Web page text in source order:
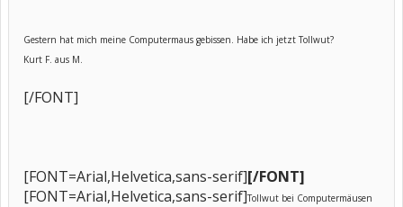
Gestern hat mich meine Computermaus gebissen. Habe ich jetzt Tollwut?
Kurt F. aus M.
[/FONT]
[FONT=Arial,Helvetica,sans-serif][/FONT]
[FONT=Arial,Helvetica,sans-serif]Tollwut bei Computermäusen